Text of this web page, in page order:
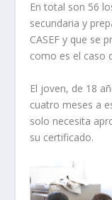
En total son 56
secundaria y
CASEF y que se
como es el caso
El joven, de 18
cuatro meses a
solo necesita
su certificado.